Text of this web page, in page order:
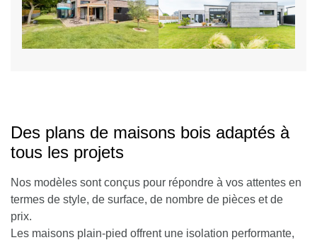
Des plans de maisons bois adaptés à
tous les projets
Nos modèles sont conçus pour répondre à vos attentes en
termes de style, de surface, de nombre de pièces et de
prix.
Les maisons plain-pied offrent une isolation performante,